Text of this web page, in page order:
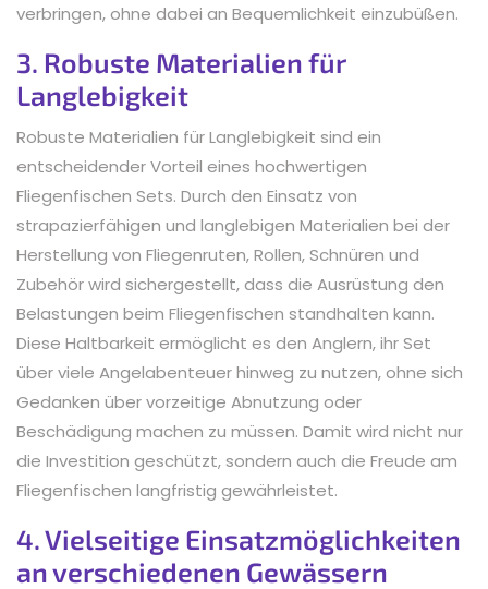
verbringen, ohne dabei an Bequemlichkeit einzubüßen.
3. Robuste Materialien für
Langlebigkeit
Robuste Materialien für Langlebigkeit sind ein
entscheidender Vorteil eines hochwertigen
Fliegenfischen Sets. Durch den Einsatz von
strapazierfähigen und langlebigen Materialien bei der
Herstellung von Fliegenruten, Rollen, Schnüren und
Zubehör wird sichergestellt, dass die Ausrüstung den
Belastungen beim Fliegenfischen standhalten kann.
Diese Haltbarkeit ermöglicht es den Anglern, ihr Set
über viele Angelabenteuer hinweg zu nutzen, ohne sich
Gedanken über vorzeitige Abnutzung oder
Beschädigung machen zu müssen. Damit wird nicht nur
die Investition geschützt, sondern auch die Freude am
Fliegenfischen langfristig gewährleistet.
4. Vielseitige Einsatzmöglichkeiten
an verschiedenen Gewässern